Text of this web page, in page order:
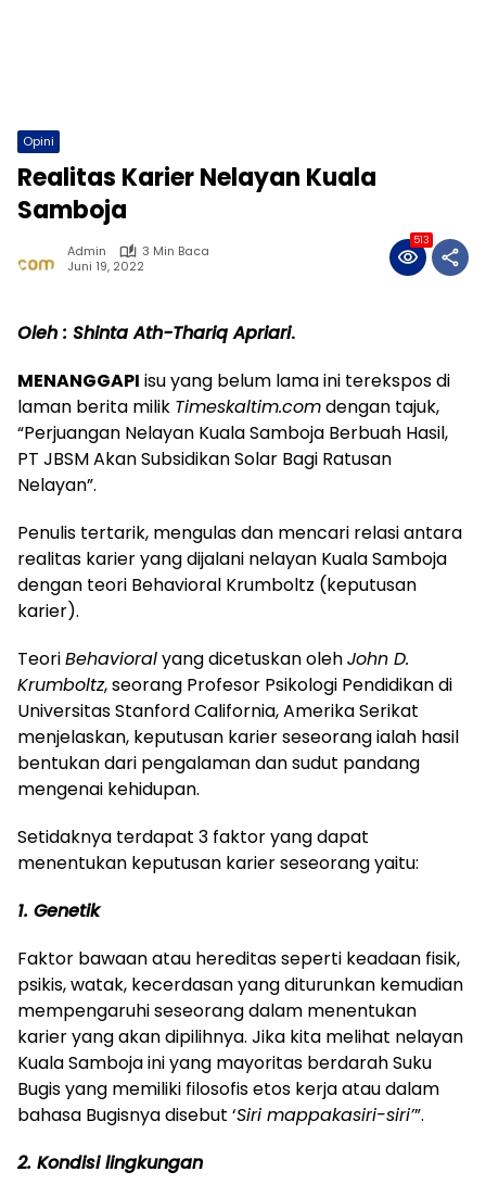
Opini
Realitas Karier Nelayan Kuala
Samboja
Admin
3 Min Baca
Juni 19, 2022
513
Oleh : Shinta Ath-Thariq Apriari.
MENANGGAPI isu yang belum lama ini terekspos di
laman berita milik Timeskaltim.comdengan tajuk,
“Perjuangan Nelayan Kuala Samboja Berbuah Hasil,
PT JBSM Akan Subsidikan Solar Bagi Ratusan
Nelayan”.
Penulis tertarik, mengulas dan mencari relasi antara
realitas karier yang dijalani nelayan Kuala Samboja
dengan teori Behavioral Krumboltz (keputusan
karier).
TeoriBehavioralyang dicetuskan olehJohn D.
Krumboltz, seorang Profesor Psikologi Pendidikan di
Universitas Stanford California, Amerika Serikat
menjelaskan, keputusan karier seseorang ialah hasil
bentukan dari pengalaman dan sudut pandang
mengenai kehidupan.
Setidaknya terdapat 3 faktor yang dapat
menentukan keputusan karier seseorang yaitu:
1. Genetik
Faktor bawaan atau hereditas seperti keadaan fisik,
psikis, watak, kecerdasan yang diturunkan kemudian
mempengaruhi seseorang dalam menentukan
karier yang akan dipilihnya. Jika kita melihat nelayan
Kuala Samboja ini yang mayoritas berdarah Suku
Bugis yang memiliki filosofis etos kerja atau dalam
bahasa Bugisnya disebut ‘Siri mappakasiri-siri’”.
2. Kondisi lingkungan